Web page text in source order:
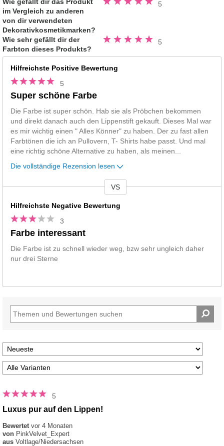
Wie gefällt dir das Produkt
im Vergleich zu anderen
von dir verwendeten
Dekorativkosmetikmarken?
5
5.0
Wie sehr gefällt dir der
Farbton dieses Produkts?
5
Bewertung
5.0
5
Hilfreichste Positive Bewertung
5
Super schöne Farbe
Die Farbe ist super schön. Hab sie als Pröbchen bekommen
und direkt danach auch den Lippenstift gekauft. Dieses Mal war
es mir wichtig einen " Alles Könner" zu haben. Der zu fast allen
Farbtönen die ich an Pullovern, T- Shirts habe passt. Und mal
eine richtig schöne Alternative zu haben, als meinen
Die vollständige Rezension lesen
VS
Hilfreichste Negative Bewertung
3
Farbe interessant
Die Farbe ist zu schnell wieder weg, bzw sehr ungleich daher
nur drei Sterne
5
Luxus pur auf den Lippen!
Bewertet vor 4 Monaten
von PinkVelvet_Expert
aus Voltlage/Niedersachsen